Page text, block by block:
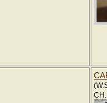
CH.